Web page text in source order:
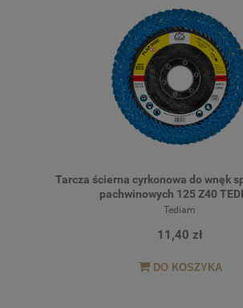
Tarcza ścierna cyrkonowa do wnęk
pachwinowych 125 Z40
Tediam
11,40 zł
DO KOSZYKA